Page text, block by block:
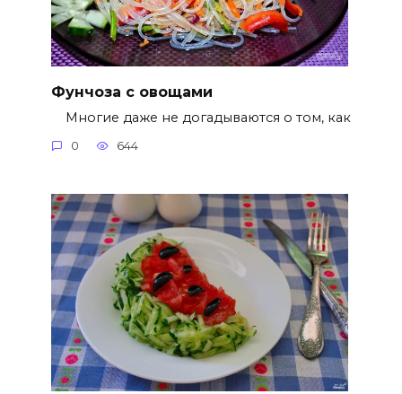
Фунчоза с овощами
Многие даже не догадываются о том, как
0 644